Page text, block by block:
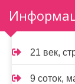
21 век,
9 соток,